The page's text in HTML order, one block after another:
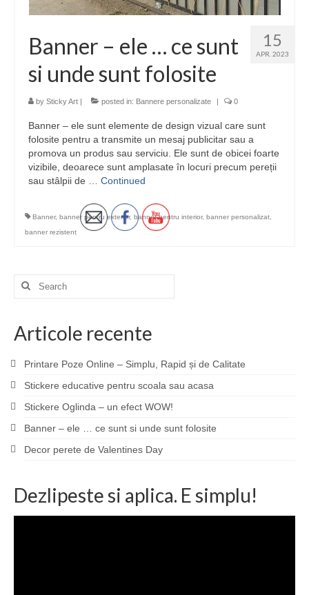
15
APR. 2023
Banner – ele … ce sunt
si unde sunt folosite
by Sticky Art | posted in: Bannere personalizate | 0
Banner – ele sunt elemente de design vizual care sunt
folosite pentru a transmite un mesaj publicitar sau a
promova un produs sau serviciu. Ele sunt de obicei foarte
vizibile, deoarece sunt amplasate în locuri precum pereții
sau stâlpii de … Continued
Banner, banner pentru exterior, banner pentru interior, banner personalizat
banner rezistent
Search
Articole recente
Printare Poze Online – Simplu, Rapid și de Calitate
Stickere educative pentru scoala sau acasa
Stickere Oglinda – un efect WOW!
Banner – ele … ce sunt si unde sunt folosite
Decor perete de Valentines Day
Dezlipeste si aplica. E simplu!